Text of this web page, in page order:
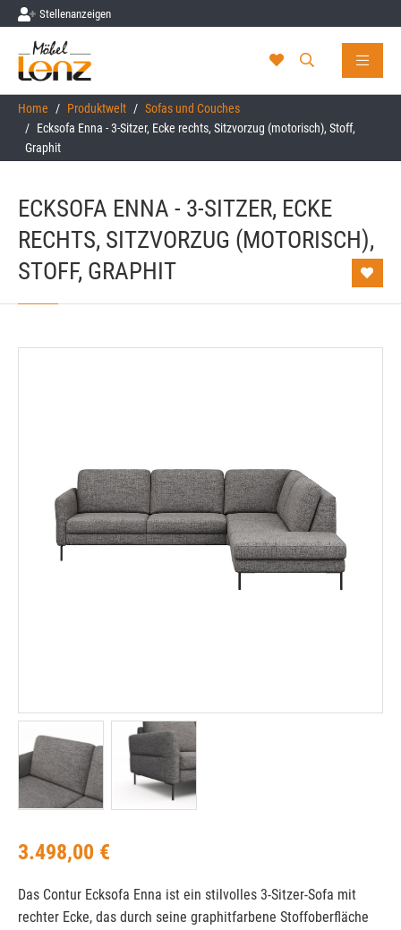
Skip to main content
Stellenanzeigen
You are here:
Home Produktwelt
Sofas und Couches
Ecksofa Enna - 3-Sitzer, Ecke rechts, Sitzvorzug (motorisch), Stoff,
Graphit
ECKSOFA ENNA - 3-SITZER, ECKE
RECHTS, SITZVORZUG (MOTORISCH),
STOFF, GRAPHIT
3.498,00 €
Das Contur Ecksofa Enna ist ein stilvolles 3-Sitzer-Sofa mit
rechter Ecke, das durch seine graphitfarbene Stoffoberfläche